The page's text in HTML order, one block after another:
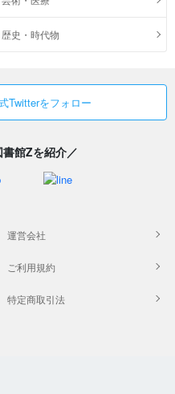
歴史・時代物
Twitterをフォロー
館Zを紹介／
運営会社
ご利用規約
特定商取引法